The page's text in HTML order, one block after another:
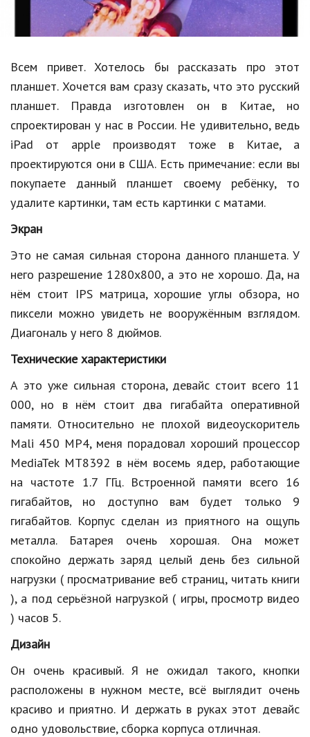
Культура
Авто, мото
Спорт
Знаменитости
Статьи
Обзоры
Рецепты
Красота и здоровье
Hi-Tech. Интернет
Авто, мото
Дом и сад
Недвижимость
Спорт и фитнес
Психология и отношения
Творчество и рукоделие
Разное
Работа и бизнес
Животные
Еда и напитки
Праздники и подарки
Кинематограф
Домашние животные
Семья и дети
Путешествия
Строительство
Культура и общество
Всем привет. Хотелось бы рассказать про этот
планшет. Хочется вам сразу сказать, что это русский
планшет. Правда изготовлен он в Китае, но
спроектирован у нас в России. Не удивительно, ведь
iPad от apple производят тоже в Китае, а
проектируются они в США. Есть примечание: если вы
покупаете данный планшет своему ребёнку, то
удалите картинки, там есть картинки с матами.
Экран
Это не самая сильная сторона данного планшета. У
него разрешение 1280х800, а это не хорошо. Да, на
нём стоит IPS матрица, хорошие углы обзора, но
пиксели можно увидеть не вооружённым взглядом.
Диагональ у него 8 дюймов.
Технические характеристики
А это уже сильная сторона, девайс стоит всего 11
000, но в нём стоит два гигабайта оперативной
памяти. Относительно не плохой видеоускоритель
Mali 450 MP4, меня порадовал хороший процессор
MediaTek MT8392 в нём восемь ядер, работающие
на частоте 1.7 ГГц. Встроенной памяти всего 16
гигабайтов, но доступно вам будет только 9
гигабайтов. Корпус сделан из приятного на ощупь
металла. Батарея очень хорошая. Она может
спокойно держать заряд целый день без сильной
нагрузки ( просматривание веб страниц, читать книги
), а под серьёзной нагрузкой ( игры, просмотр видео
) часов 5.
Дизайн
Он очень красивый. Я не ожидал такого, кнопки
расположены в нужном месте, всё выглядит очень
красиво и приятно. И держать в руках этот девайс
одно удовольствие, сборка корпуса отличная.